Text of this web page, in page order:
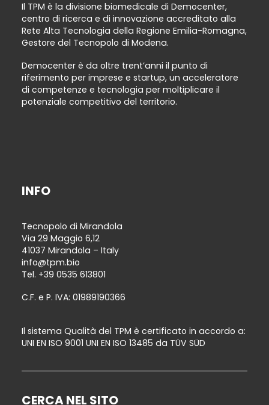
Il TPM è la divisione biomedicale di Democenter,
centro di ricerca e di innovazione accreditato alla
Rete Alta Tecnologia della Regione Emilia-Romagna,
Gestore del Tecnopolo di Modena.
Democenter è da oltre trent’anni il punto di
riferimento per imprese e startup, un acceleratore
di competenze e tecnologia per moltiplicare il
potenziale competitivo del territorio.
INFO
Tecnopolo di Mirandola
Via 29 Maggio 6,12
41037 Mirandola – Italy
info@tpm.bio
Tel. +39 0535 613801
C.F. e P. IVA: 01989190366
Il sistema Qualità del TPM è certificato in accordo a:
UNI EN ISO 9001 UNI EN ISO 13485 da TÜV SÜD
CERCA NEL SITO